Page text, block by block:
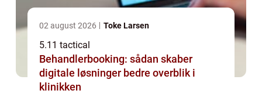
02 august 2026 Toke Larsen
5.11 tactical
Behandlerbooking: sådan skaber
digitale løsninger bedre overblik i
klinikken